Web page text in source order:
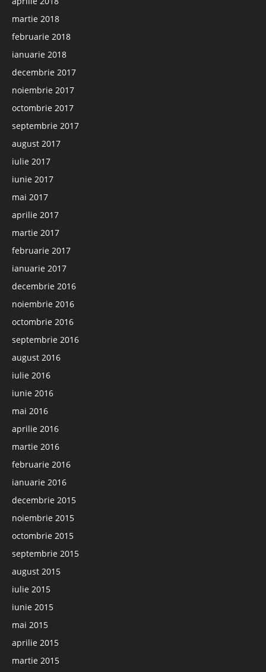
martie 2018
februarie 2018
ianuarie 2018
decembrie 2017
noiembrie 2017
octombrie 2017
septembrie 2017
august 2017
iulie 2017
iunie 2017
mai 2017
aprilie 2017
martie 2017
februarie 2017
ianuarie 2017
decembrie 2016
noiembrie 2016
octombrie 2016
septembrie 2016
august 2016
iulie 2016
iunie 2016
mai 2016
aprilie 2016
martie 2016
februarie 2016
ianuarie 2016
decembrie 2015
noiembrie 2015
octombrie 2015
septembrie 2015
august 2015
iulie 2015
iunie 2015
mai 2015
aprilie 2015
martie 2015